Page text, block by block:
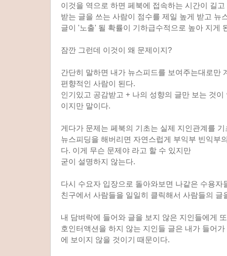
이것을 역으로 하면 페북에 접속하는 시간이 길
받는 글을 쓰는 사람이 점수를 제일 높게 받고 뉴
글이 '노출' 될 확률이 기하급수적으로 높아 지게
잠깐 그런데 이것이 왜 문제이지?
간단히 말하면 내가 뉴스피드를 보여주는대로만
편향적인 사람이 된다.
인기있고 공감받고 + 나의 성향의 글만 보는 것
이지만 말이다.
게다가 문제는 페북의 기초는 실제 지인관계를
뉴스피딩을 해버리면 자연스럽게 부익부 빈익부
다. 이게 무슨 문제야 라고 할 수 있지만
굳이 설명하지 않는다.
다시 수요자 입장으로 돌아와보면 나같은 수용자
친구에서 사람들을 일일히 클릭해서 사람들의 글
내 담벼락에 들어와 글을 보지 않은 지인들에게
호인터액션을 하지 않는 지인들 글은 내가 들어
에 보이지 않을 것이기 때문이다.